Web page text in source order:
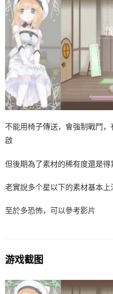
不能用椅子傳送，會強制戰鬥
啟
但後期為了素材的稀有度還是
老實說多个星以下的素材基本上
至於多恐怖，可以參考影片
游戏截图